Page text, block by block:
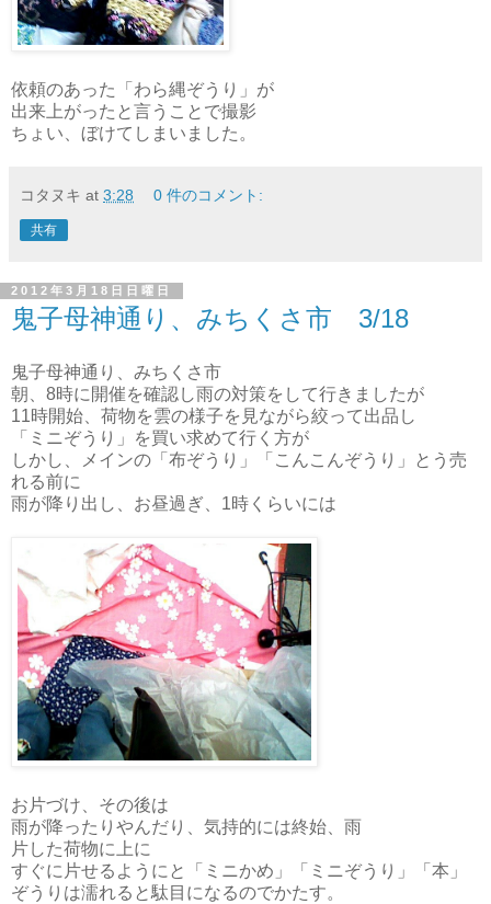
依頼のあった「わら縄ぞうり」が
出来上がったと言うことで撮影
ちょい、ぼけてしまいました。
コタヌキ at 3:28 0 件のコメント:
共有
2012年3月18日日曜日
鬼子母神通り、みちくさ市 3/18
鬼子母神通り、みちくさ市
朝、8時に開催を確認し雨の対策をして行きましたが
11時開始、荷物を雲の様子を見ながら絞って出品し
「ミニぞうり」を買い求めて行く方が
しかし、メインの「布ぞうり」「こんこんぞうり」とう売
れる前に
雨が降り出し、お昼過ぎ、1時くらいには
お片づけ、その後は
雨が降ったりやんだり、気持的には終始、雨
片した荷物に上に
すぐに片せるようにと「ミニかめ」「ミニぞうり」「本」
ぞうりは濡れると駄目になるのでかたす。